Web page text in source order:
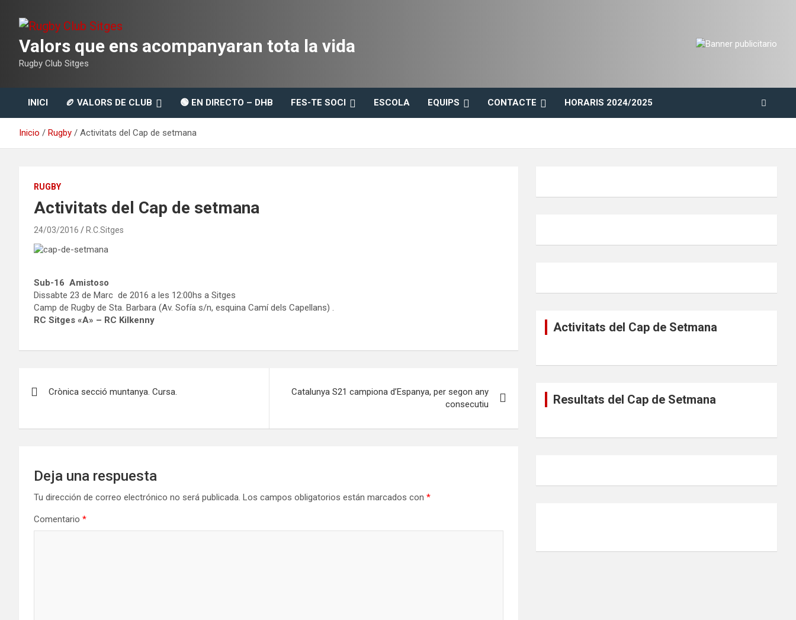
contenido
Valors que ens acompanyaran tota la vida
Rugby Club Sitges
INICI 🏉 VALORS DE CLUB 🟢 EN DIRECTO – DHB FES-TE SOCI ESCOLA EQUIPS CONTACTE HORARIS 2024/2025
Inicio Rugby Activitats del Cap de setmana
RUGBY
Activitats del Cap de setmana
24/03/2016 R.C.Sitges
Sub-16 Amistoso
Dissabte 23 de Marc de 2016 a les 12:00hs a Sitges
Camp de Rugby de Sta. Barbara (Av. Sofía s/n, esquina Camí dels Capellans) .
RC Sitges «A» – RC Kilkenny
de
entradas
Crònica secció muntanya. Cursa.
Catalunya S21 campiona d’Espanya, per segon any
consecutiu
Deja una respuesta
Tu dirección de correo electrónico no será publicada. Los campos obligatorios están marcados con *
Comentario *
Activitats del Cap de Setmana
Resultats del Cap de Setmana